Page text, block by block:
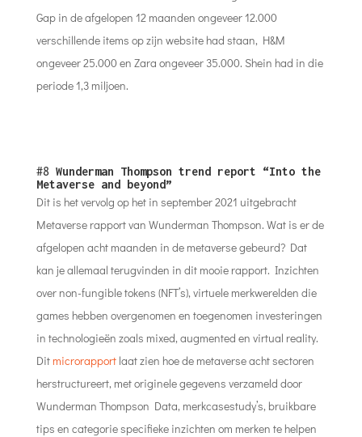
Gap in de afgelopen 12 maanden ongeveer 12.000
verschillende items op zijn website had staan, H&M
ongeveer 25.000 en Zara ongeveer 35.000. Shein had in die
periode 1,3 miljoen.
#8 Wunderman Thompson trend report “Into the
Metaverse and beyond”
Dit is het vervolg op het in september 2021 uitgebracht
Metaverse rapport van Wunderman Thompson. Wat is er de
afgelopen acht maanden in de metaverse gebeurd? Dat
kan je allemaal terugvinden in dit mooie rapport. Inzichten
over non-fungible tokens (NFT’s), virtuele merkwerelden die
games hebben overgenomen en toegenomen investeringen
in technologieën zoals mixed, augmented en virtual reality.
Ditmicrorapportlaat zien hoe de metaverse acht sectoren
herstructureert, met originele gegevens verzameld door
Wunderman Thompson Data, merkcasestudy’s, bruikbare
tips en categorie specifieke inzichten om merken te helpen